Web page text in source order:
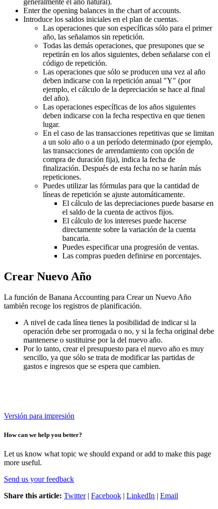
generalmente el año natural).
Enter the opening balances in the chart of accounts.
Introduce los saldos iniciales en el plan de cuentas.
Las operaciones que son específicas sólo para el primer
año, las señalamos sin repetición.
Todas las demás operaciones, que presupones que se
repetirán en los años siguientes, deben señalarse con el
código de repetición.
Las operaciones que sólo se producen una vez al año
deben indicarse con la repetición anual "Y" (por
ejemplo, el cálculo de la depreciación se hace al final
del año).
Las operaciones específicas de los años siguientes
deben indicarse con la fecha respectiva en que tienen
lugar.
En el caso de las transacciones repetitivas que se limitan
a un solo año o a un período determinado (por ejemplo,
las transacciones de arrendamiento con opción de
compra de duración fija), indica la fecha de
finalización. Después de esta fecha no se harán más
repeticiones.
Puedes utilizar las fórmulas para que la cantidad de
líneas de repetición se ajuste automáticamente.
El cálculo de las depreciaciones puede basarse en
el saldo de la cuenta de activos fijos.
El cálculo de los intereses puede hacerse
directamente sobre la variación de la cuenta
bancaria.
Puedes especificar una progresión de ventas.
Las compras pueden definirse en porcentajes.
Crear Nuevo Año
La función de Banana Accounting para Crear un Nuevo Año
también recoge los registros de planificación.
A nivel de cada línea tienes la posibilidad de indicar si la
operación debe ser prorrogada o no, y si la fecha original debe
mantenerse o sustituirse por la del nuevo año.
Por lo tanto, crear el presupuesto para el nuevo año es muy
sencillo, ya que sólo se trata de modificar las partidas de
gastos e ingresos que se espera que cambien.
Versión para impresión
How can we help you better?
Let us know what topic we should expand or add to make this page
more useful.
Send us your feedback
Share this article: Twitter| Facebook | LinkedIn | Email